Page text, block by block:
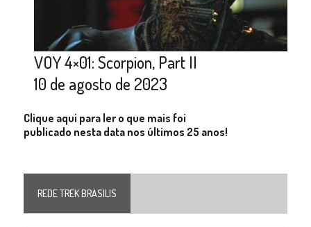
VOY 4×01: Scorpion, Part II
10 de agosto de 2023
Clique aqui para ler o que mais foi
publicado nesta data nos últimos 25 anos!
REDE TREK BRASILIS